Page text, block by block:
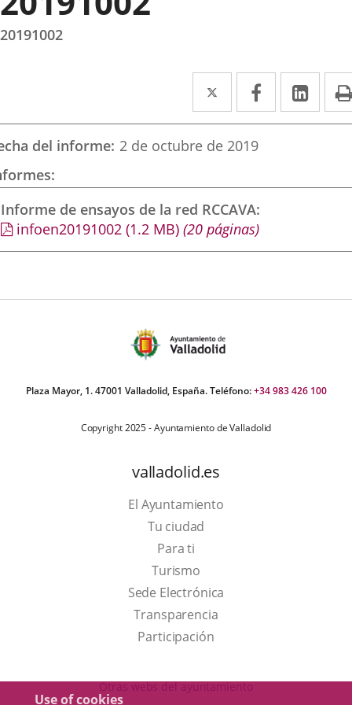
Use of cookies
20191002
Twitter
Enlace
a
una
externa.
Facebook
Enlace
a
externa.
a
del informe 2 de octubre de 2019
Informe de ensayos de la red RCCAVA
infoen20191002 (1.2 MB) (20 páginas)
Plaza Mayor, 1. 47001 Valladolid, España. Teléfono:+34 983 426 100
Copyright 2025 - Ayuntamiento de Valladolid
valladolid.es
El Ayuntamiento
Tu ciudad
Para ti
TurismoThis
link
will
open
a
Sede Electrónica
Transparencia
Participación
Otras webs del ayuntamiento